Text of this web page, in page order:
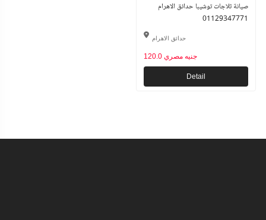
صيانة ثلاجات توشيبا حدائق الاهرام
01129347771
حدائق الاهرام
120.0 جنيه مصري
Detail